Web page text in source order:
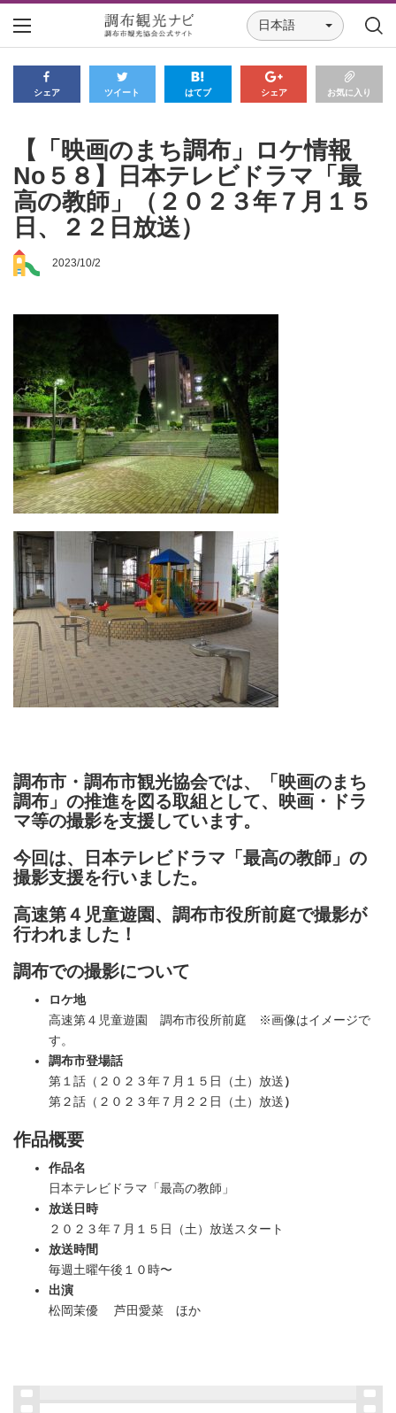
日本語
シェア ツイート はてブ シェア お気に入り
【「映画のまち調布」ロケ情報
No５８】日本テレビドラマ「最
高の教師」（２０２３年７月１５
日、２２日放送）
2023/10/2
調布市・調布市観光協会では、「映画のまち
調布」の推進を図る取組として、映画・ドラ
マ等の撮影を支援しています。
今回は、日本テレビドラマ「最高の教師」の
撮影支援を行いました。
高速第４児童遊園、調布市役所前庭で撮影が
行われました！
調布での撮影について
ロケ地
高速第４児童遊園 調布市役所前庭 ※画像はイメージで
す。
調布市登場話
第１話（２０２３年７月１５日（土）放送）
第２話（２０２３年７月２２日（土）放送）
作品概要
作品名
日本テレビドラマ「最高の教師」
放送日時
２０２３年７月１５ 日（土）放送スタート
放送時間
毎週土曜午後１０時〜
出演
松岡茉優 芦田愛菜 ほか